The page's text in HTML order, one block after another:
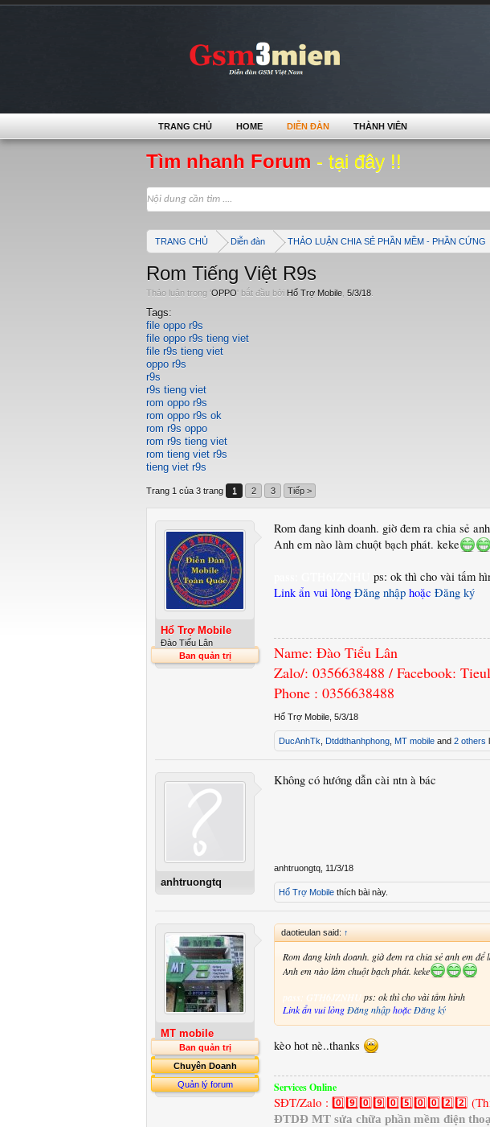
Tìm nhanh Forum - tại đây !!
TRANG CHỦ Diễn đàn THẢO LUẬN CHIA SẺ PHẦN MỀM - PHẦN CỨNG
Rom Tiếng Việt R9s
Thảo luận trong 'OPPO' bắt đầu bởi Hổ Trợ Mobile 5/3/18
Tags:
file oppo r9s
file oppo r9s tieng viet
file r9s tieng viet
oppo r9s
r9s
r9s tieng viet
rom oppo r9s
rom oppo r9s ok
rom r9s oppo
rom r9s tieng viet
rom tieng viet r9s
tieng viet r9s
Trang 1 của 3 trang 1 2 3 Tiếp >
Hổ Trợ Mobile
Đào Tiểu Lân
Ban quản trị
Rom đang kinh doanh. giờ đem ra chia sẻ
Anh em nào làm chuột bạch phát. keke
ps: ok thì cho vài tấm
Link ẩn vui lòng Đăng nhập hoặc Đăng ký
Name: Đào Tiểu Lân
Zalo/: 0356638488 / Facebook:
Phone : 0356638488
Hổ Trợ Mobile 5/3/18
DucAnhTk Dtddthanhphong MT mobile and 2 others
anhtruongtq
Không có hướng dẫn cài ntn à bác
anhtruongtq 11/3/18
Hổ Trợ Mobile thích bài này.
MT mobile
Ban quản trị
Chuyên Doanh
Quản lý forum
daotieulan said: ↑
Rom đang kinh doanh. giờ đem ra chia sẻ anh em để
Anh em nào làm chuột bạch phát. keke
pass: GTH6JZNHU ps: ok thì cho vài tấm hình
Link ẩn vui lòngĐăng nhậphoặcĐăng ký
kèo hot nè..thanks
Services Online
SĐT/Zalo : 0️⃣9️⃣0️⃣9️⃣0️⃣5️⃣0️⃣0️⃣2️⃣2️⃣
ĐTDĐ MT sửa chữa phần mềm điện
TRANG CHỦ HOME DIỄN ĐÀN THÀNH VIÊN